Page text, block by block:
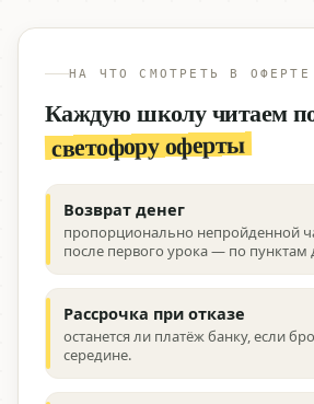
НА ЧТО СМОТРЕТЬ В ОФЕРТЕ
Каждую школу читаем
светофору оферты
Возврат денег
пропорционально непройденной
после первого урока — по пунктам
Рассрочка при отказе
останется ли платёж банку, если
середине.